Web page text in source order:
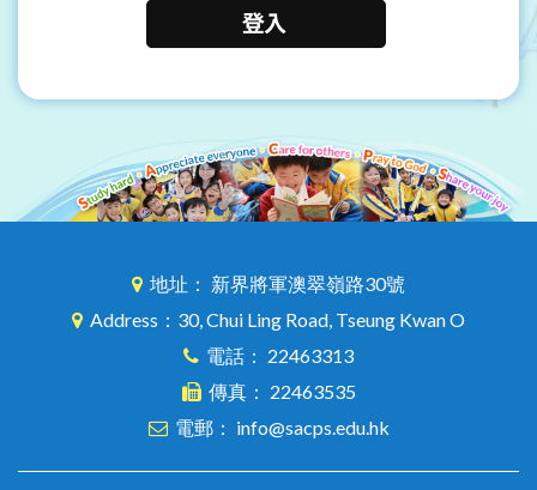
地址： 新界將軍澳翠嶺路30號
Address：30, Chui Ling Road, Tseung Kwan O
電話： 22463313
傳真： 22463535
電郵： info@sacps.edu.hk